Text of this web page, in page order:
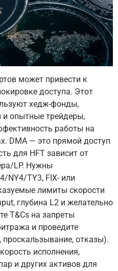
может привести к
доступа. Этот
хедж-фонды,
и опытные трейдеры,
работы на
DMA — это прямой доступ
для HFT зависит от
LP. Нужны
NY4/TY3, FIX- или
лимиты скорости
глубина L2 и желательно
T&Cs на запреты
и проведите
отказы).
исполнения,
и других активов для